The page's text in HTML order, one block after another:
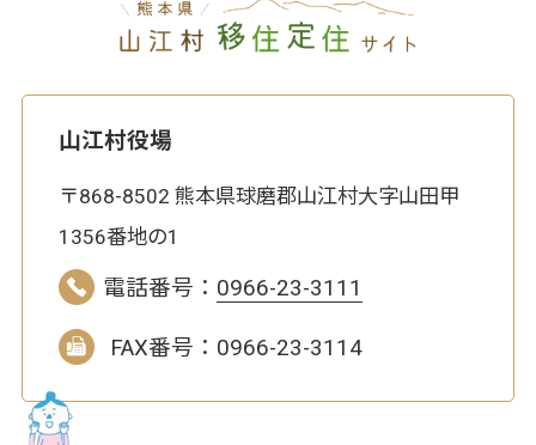
山江村役場
〒868-8502 熊本県球磨郡山江村大字山田甲
1356番地の1
電話番号： 0966-23-3111
FAX番号：0966-23-3114